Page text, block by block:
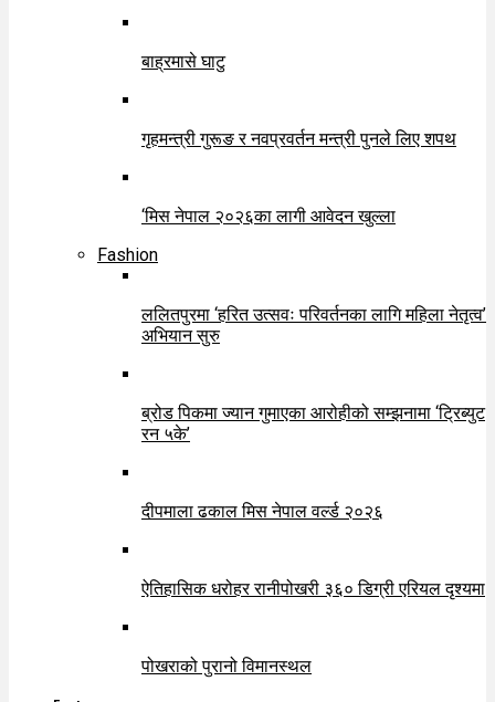
बाह्रमासे घाटु
गृहमन्त्री गुरूङ र नवप्रवर्तन मन्त्री पुनले लिए शपथ
‘मिस नेपाल २०२६का लागी आवेदन खुल्ला
Fashion
ललितपुरमा ‘हरित उत्सवः परिवर्तनका लागि महिला नेतृत्व’
अभियान सुरु
ब्रोड पिकमा ज्यान गुमाएका आरोहीको सम्झनामा ‘ट्रिब्युट
रन ५के’
दीपमाला ढकाल मिस नेपाल वर्ल्ड २०२६
ऐतिहासिक धरोहर रानीपोखरी ३६० डिग्री एरियल दृश्यमा
पोखराको पुरानो विमानस्थल